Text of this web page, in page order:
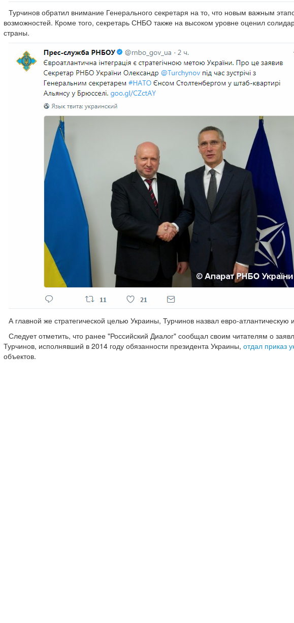
Турчинов обратил внимание Генерального секретаря на то, что новым важным
возможностей. Кроме того, секретарь СНБО также на высоком уровне оценил
страны.
А главной же стратегической целью Украины, Турчинов назвал евро-
Следует отметить, что ранее "Российский Диалог" сообщал своим читателям о
Турчинов, исполнявший в 2014 году обязанности президента Украины, отдал приказ
объектов.